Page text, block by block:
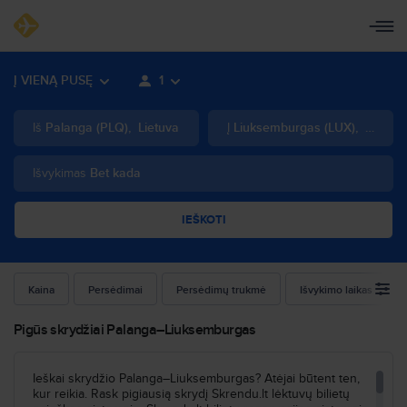
Į VIENĄ PUSĘ 1
Iš Palanga (PLQ), Lietuva Į Liuksemburgas (LUX),
Išvykimas Bet kada
IEŠKOTI
Kaina Persėdimai Persėdimų trukmė Išvykimo laikas
Pigūs skrydžiai Palanga–Liuksemburgas
Ieškai skrydžio Palanga–Liuksemburgas? Atėjai būtent ten,
kur reikia. Rask pigiausią skrydį Skrendu.lt lėktuvų bilietų